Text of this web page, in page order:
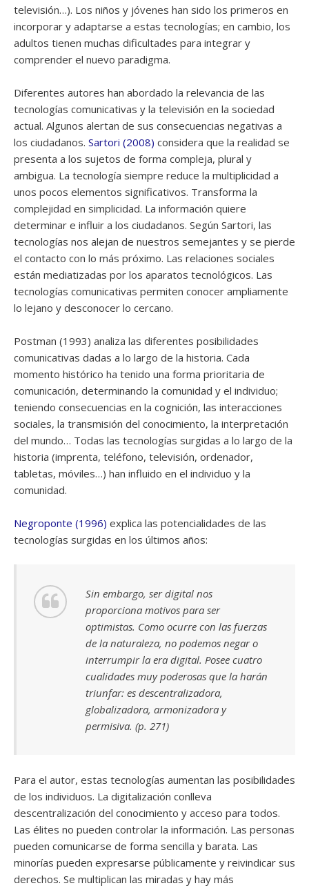
televisión…). Los niños y jóvenes han sido los primeros en
incorporar y adaptarse a estas tecnologías; en cambio, los
adultos tienen muchas dificultades para integrar y
comprender el nuevo paradigma.
Diferentes autores han abordado la relevancia de las
tecnologías comunicativas y la televisión en la sociedad
actual. Algunos alertan de sus consecuencias negativas a
los ciudadanos. Sartori (2008) considera que la realidad se
presenta a los sujetos de forma compleja, plural y
ambigua. La tecnología siempre reduce la multiplicidad a
unos pocos elementos significativos. Transforma la
complejidad en simplicidad. La información quiere
determinar e influir a los ciudadanos. Según Sartori, las
tecnologías nos alejan de nuestros semejantes y se pierde
el contacto con lo más próximo. Las relaciones sociales
están mediatizadas por los aparatos tecnológicos. Las
tecnologías comunicativas permiten conocer ampliamente
lo lejano y desconocer lo cercano.
Postman (1993) analiza las diferentes posibilidades
comunicativas dadas a lo largo de la historia. Cada
momento histórico ha tenido una forma prioritaria de
comunicación, determinando la comunidad y el individuo;
teniendo consecuencias en la cognición, las interacciones
sociales, la transmisión del conocimiento, la interpretación
del mundo… Todas las tecnologías surgidas a lo largo de la
historia (imprenta, teléfono, televisión, ordenador,
tabletas, móviles…) han influido en el individuo y la
comunidad.
Negroponte (1996) explica las potencialidades de las
tecnologías surgidas en los últimos años:
Sin embargo, ser digital nos
proporciona motivos para ser
optimistas. Como ocurre con las fuerzas
de la naturaleza, no podemos negar o
interrumpir la era digital. Posee cuatro
cualidades muy poderosas que la harán
triunfar: es descentralizadora,
globalizadora, armonizadora y
permisiva. (p. 271)
Para el autor, estas tecnologías aumentan las posibilidades
de los individuos. La digitalización conlleva
descentralización del conocimiento y acceso para todos.
Las élites no pueden controlar la información. Las personas
pueden comunicarse de forma sencilla y barata. Las
minorías pueden expresarse públicamente y reivindicar sus
derechos. Se multiplican las miradas y hay más